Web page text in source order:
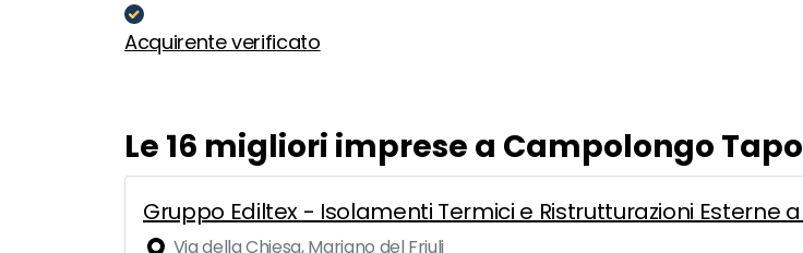
Acquirente verificato
Le 16 migliori imprese a Campolongo
Gruppo Ediltex - Isolamenti Termici e Ristrutturazioni Esterne a
Via della Chiesa, Mariano del Friuli